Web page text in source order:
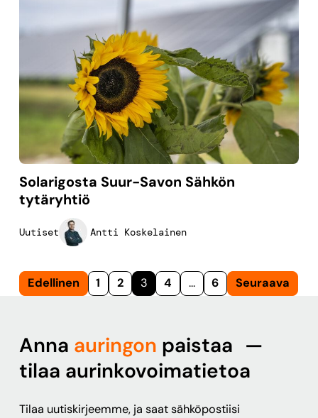
Solarigosta Suur-Savon Sähkön
tytäryhtiö
Uutiset Antti Koskelainen
Artikkelien
Edellinen 1 2 3 4 … 6 Seuraava
Anna auringon paistaa —
tilaa aurinkovoimatietoa
Tilaa uutiskirjeemme, ja saat sähköpostiisi